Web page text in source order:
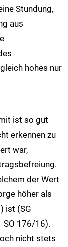
Stundung,
aus
hohes nur
ist so gut
erkennen zu
war,
der Wert
höher als
ist (SG
SO 176/16).
nicht stets